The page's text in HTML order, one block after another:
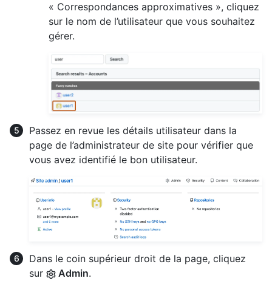
« Correspondances approximatives », cliquez
sur le nom de l’utilisateur que vous souhaitez
gérer.
Passez en revue les détails utilisateur dans la
page de l’administrateur de site pour vérifier que
vous avez identifié le bon utilisateur.
Dans le coin supérieur droit de la page, cliquez
sur
Admin.